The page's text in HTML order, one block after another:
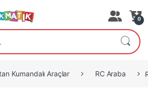
0
Kumandalı Araçlar RC Araba